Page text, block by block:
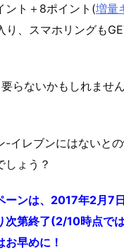
ント＋8ポイント(増量
り、スマホリングも
らないかもしれませ
-イレブンにはないと
しょう？
ーンは、2017年2月7
次第終了(2/10時点で
早めに！